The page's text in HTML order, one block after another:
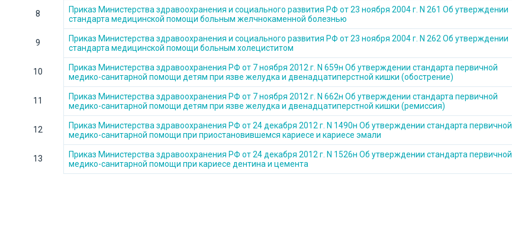
8
Приказ Министерства здравоохранения и социального развития РФ от 23 ноября 2004 г. N 261 Об утверждении
стандарта медицинской помощи больным желчнокаменной болезнью
9
Приказ Министерства здравоохранения и социального развития РФ от 23 ноября 2004 г. N 262 Об утверждении
стандарта медицинской помощи больным холециститом
10
Приказ Министерства здравоохранения РФ от 7 ноября 2012 г. N 659н Об утверждении стандарта первичной
медико-санитарной помощи детям при язве желудка и двенадцатиперстной кишки (обострение)
11
Приказ Министерства здравоохранения РФ от 7 ноября 2012 г. N 662н Об утверждении стандарта первичной
медико-санитарной помощи детям при язве желудка и двенадцатиперстной кишки (ремиссия)
12
Приказ Министерства здравоохранения РФ от 24 декабря 2012 г. N 1490н Об утверждении стандарта первичной
медико-санитарной помощи при приостановившемся кариесе и кариесе эмали
13
Приказ Министерства здравоохранения РФ от 24 декабря 2012 г. N 1526н Об утверждении стандарта первичной
медико-санитарной помощи при кариесе дентина и цемента